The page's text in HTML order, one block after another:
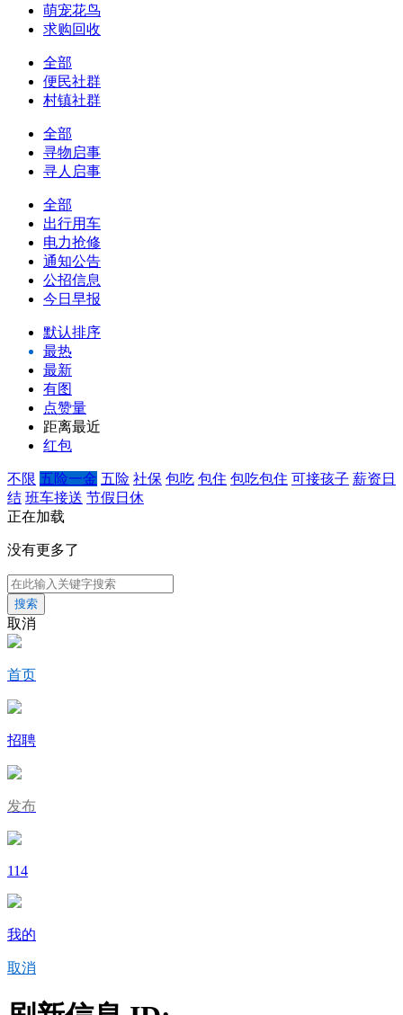
萌宠花鸟
求购回收
全部
便民社群
村镇社群
全部
寻物启事
寻人启事
全部
出行用车
电力抢修
通知公告
公招信息
今日早报
默认排序
最热
最新
有图
点赞量
距离最近
红包
不限 五险一金 五险 社保 包吃 包住 包吃包住 可接孩子 薪资日
结 班车接送 节假日休
正在加载
没有更多了
搜索
取消
首页
招聘
发布
114
我的
取消